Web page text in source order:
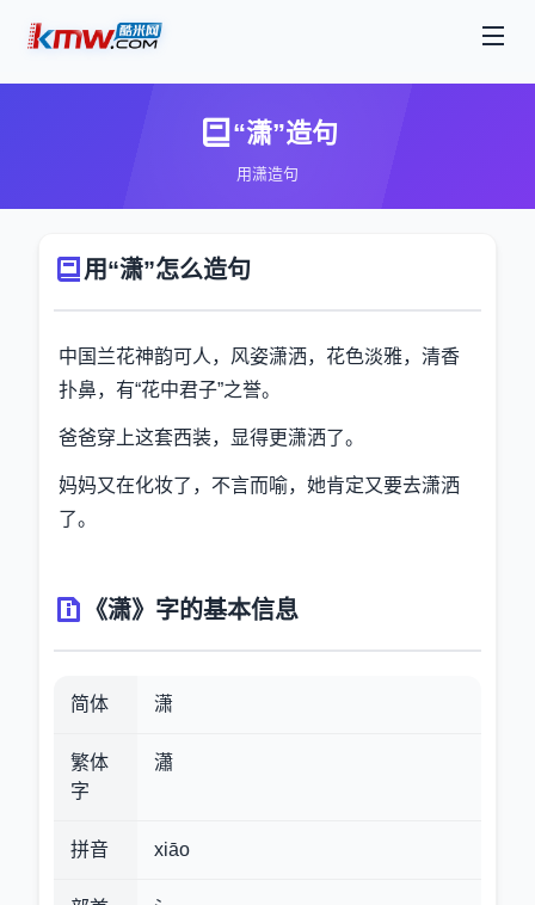
“潇”造句
用潇造句
用“潇”怎么造句
中国兰花神韵可人，风姿潇洒，花色淡雅，清香
扑鼻，有“花中君子”之誉。
爸爸穿上这套西装，显得更潇洒了。
妈妈又在化妆了，不言而喻，她肯定又要去潇洒
了。
《潇》字的基本信息
简体 潇
繁体
字
瀟
拼音 xiāo